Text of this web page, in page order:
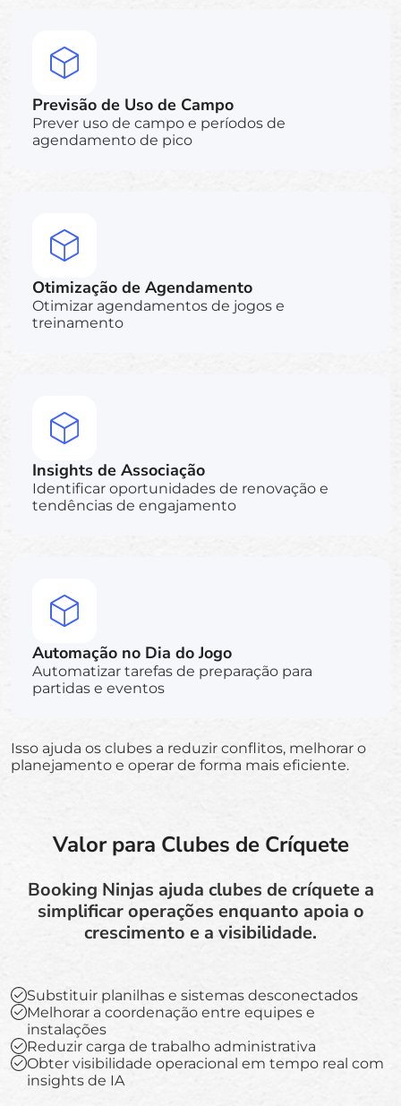
Previsão de Uso de Campo
Prever uso de campo e períodos de
agendamento de pico
Otimização de Agendamento
Otimizar agendamentos de jogos e
treinamento
Insights de Associação
Identificar oportunidades de renovação e
tendências de engajamento
Automação no Dia do Jogo
Automatizar tarefas de preparação para
partidas e eventos
Isso ajuda os clubes a reduzir conflitos, melhorar o
planejamento e operar de forma mais eficiente.
Valor para Clubes de Críquete
Booking Ninjas ajuda clubes de críquete a
simplificar operações enquanto apoia o
crescimento e a visibilidade.
Substituir planilhas e sistemas desconectados
Melhorar a coordenação entre equipes e
instalações
Reduzir carga de trabalho administrativa
Obter visibilidade operacional em tempo real com
insights de IA